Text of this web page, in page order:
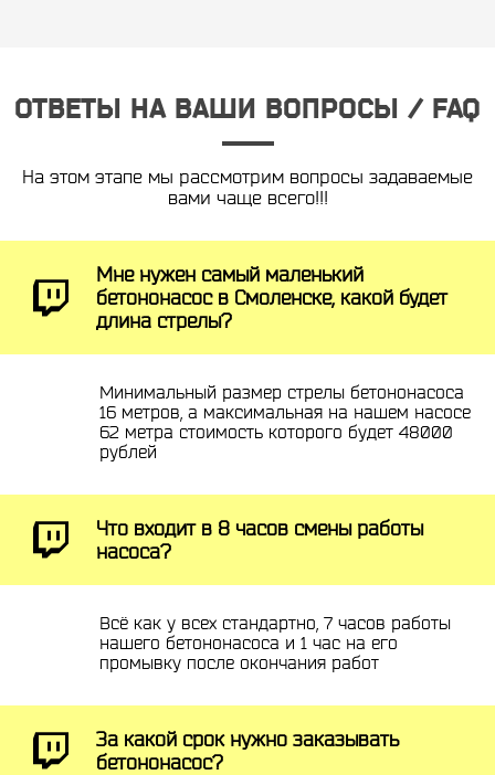
ОТВЕТЫ НА ВАШИ ВОПРОСЫ / FAQ
На этом этапе мы рассмотрим вопросы задаваемые
вами чаще всего!!!
Мне нужен самый маленький
бетононасос в Смоленске, какой будет
длина стрелы?
Минимальный размер стрелы бетононасоса
16 метров, а максимальная на нашем насосе
62 метра стоимость которого будет 48000
рублей
Что входит в 8 часов смены работы
насоса?
Всё как у всех стандартно, 7 часов работы
нашего бетононасоса и 1 час на его
промывку после окончания работ
За какой срок нужно заказывать
бетононасос?